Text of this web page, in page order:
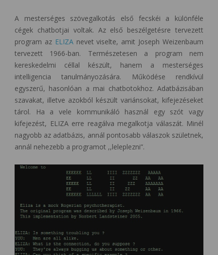
A mesterséges szövegalkotás első fecskéi a különféle
cégek chatbotjai voltak. Az első beszélgetésre tervezett
program az ELIZAnevet viselte, amit Joseph Weizenbaum
tervezett 1966-ban. Természetesen a program nem
kereskedelmi céllal készült, hanem a mesterséges
intelligencia tanulmányozására. Működése rendkívül
egyszerű, hasonlóan a mai chatbotokhoz. Adatbázisában
szavakat, illetve azokból készült variánsokat, kifejezéseket
tárol. Ha a vele kommunikáló használ egy szót vagy
kifejezést, ELIZA erre reagálva megalkotja válaszát. Minél
nagyobb az adatbázis, annál pontosabb válaszok születnek,
annál nehezebb a programot ,,leleplezni”.